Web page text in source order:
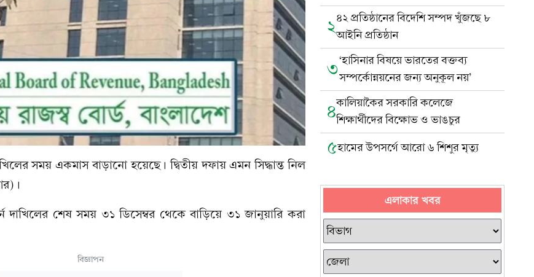
সময় একমাস বাড়ানো হয়েছে। দ্বিতীয় দফায় এমন সিদ্ধান্ত নিল
দাখিলের শেষ সময় ৩১ ডিসেম্বর থেকে বাড়িয়ে ৩১ জানুয়ারি করা
বিজ্ঞাপন
২৪২ প্রতিষ্ঠানের বিদেশি সম্পদ খুঁজছে ৮
আইনি প্রতিষ্ঠান
৩‘হাসিনার বিষয়ে ভারতের বক্তব্য
সম্পর্কোন্নয়নের জন্য অনুকূল নয়’
৪কালিয়াকৈর সরকারি কলেজে
শিক্ষার্থীদের বিক্ষোভ ও ভাঙচুর
৫হামের উপসর্গে আরো ৬ শিশুর মৃত্যু
এলাকার খবর